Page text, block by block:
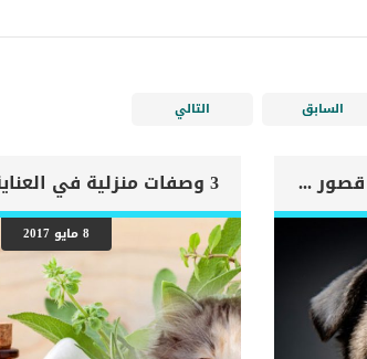
السابق التالي
اهم علامات وفاة الكلب بسبب قصور القلب الاحتقانى
8 مايو 2017